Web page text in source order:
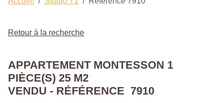
Retour à la recherche
APPARTEMENT MONTESSON 1
PIÈCE(S) 25 M2
VENDU - RÉFÉRENCE 7910